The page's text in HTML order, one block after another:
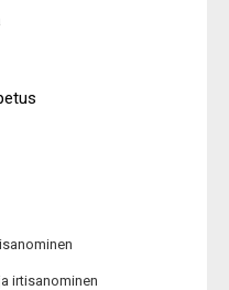
irtisanominen